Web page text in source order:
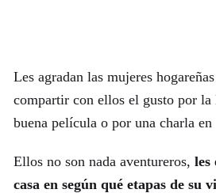
Les agradan las mujeres
compartir con ellos el gusto por la
buena película o por una charla en
Ellos no son nada aventureros, les
casa en según qué etapas de su